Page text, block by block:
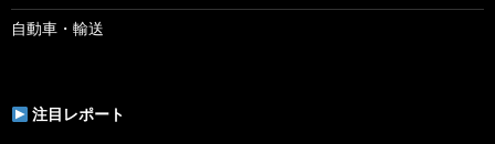
自動車・輸送
注目レポート